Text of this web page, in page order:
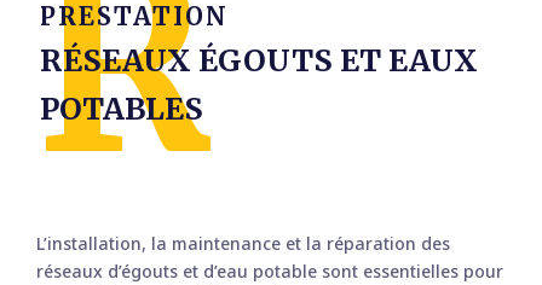
PRESTATION
RÉSEAUX ÉGOUTS ET EAUX
POTABLES
L’installation, la maintenance et la réparation des
réseaux d’égouts et d’eau potable sont essentielles pour